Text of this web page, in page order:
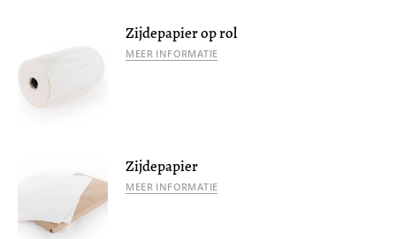
Zijdepapier op rol
MEER INFORMATIE
Zijdepapier
MEER INFORMATIE